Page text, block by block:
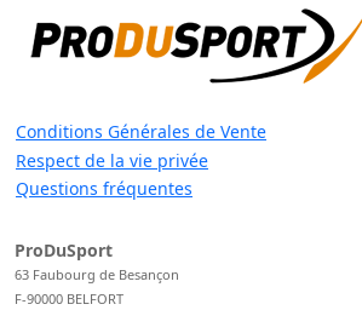
Conditions Générales de Vente
Respect de la vie privée
Questions fréquentes
ProDuSport
63 Faubourg de Besançon
F-90000 BELFORT